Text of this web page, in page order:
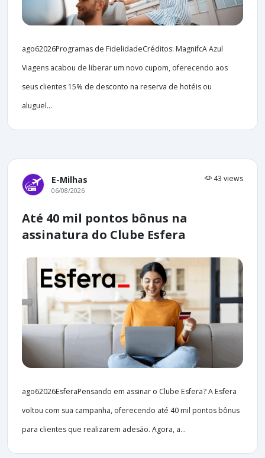
ago62026Programas de FidelidadeCréditos: MagnifcA Azul
Viagens acabou de liberar um novo cupom, oferecendo aos
seus clientes 15% de desconto na reserva de hotéis ou
aluguel...
E-Milhas 43 views
06/08/2026
Até 40 mil pontos bônus na
assinatura do Clube Esfera
ago62026EsferaPensando em assinar o Clube Esfera? A Esfera
voltou com sua campanha, oferecendo até 40 mil pontos bônus
para clientes que realizarem adesão. Agora, a...